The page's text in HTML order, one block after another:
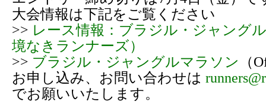
大会情報は下記をご覧ください
>> レース情報：ブラジル・ジャング
境なきランナーズ）
>> ブラジル・ジャングルマラソン
（
お申し込み、お問い合わせは
でお願いいたします。